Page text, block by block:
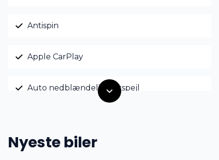
Antispin
Apple CarPlay
Auto nedblændelig bakspejl
AUX tilslutning
Nyeste biler